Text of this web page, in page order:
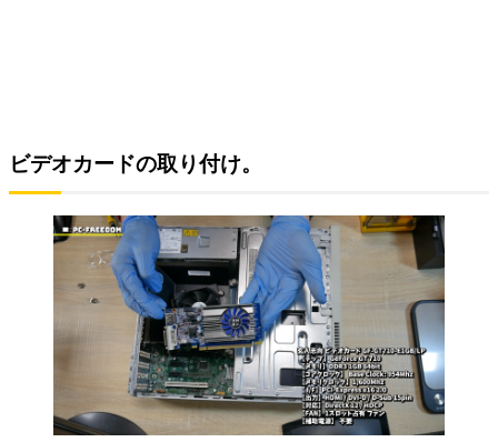
ビデオカードの取り付け。